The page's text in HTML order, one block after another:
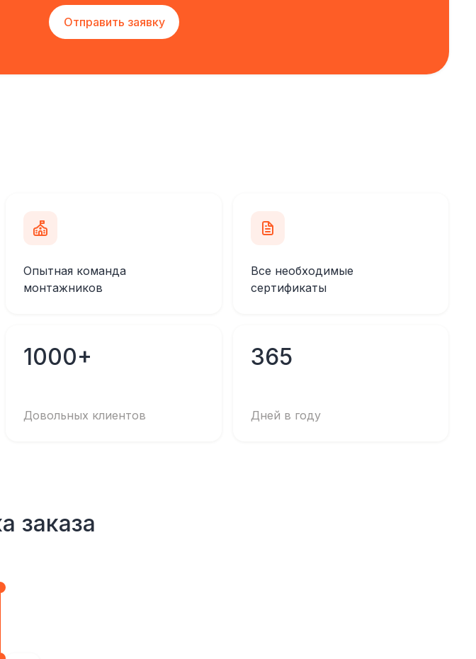
Отправить заявку
Опытная команда
монтажников
Все необходимые
сертификаты
1000+
Довольных клиентов
365
Дней в году
заказа